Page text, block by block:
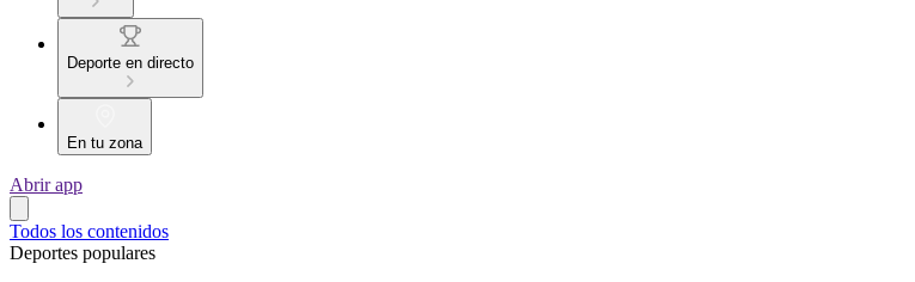
Deporte en directo
En tu zona
Abrir app
Todos los contenidos
Deportes populares